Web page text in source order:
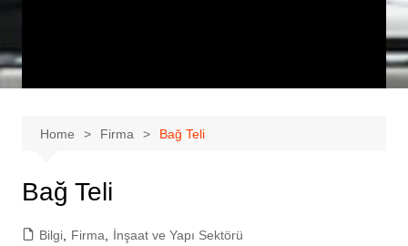
Home Firma Bağ Teli
Bağ Teli
Bilgi, Firma İnşaat ve Yapı Sektörü